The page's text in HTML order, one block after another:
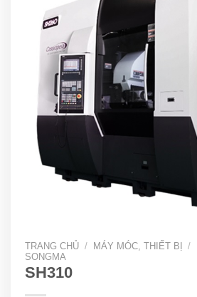
TRANG CHỦ / MÁY MÓC, THIẾT BỊ /
SONGMA
SH310